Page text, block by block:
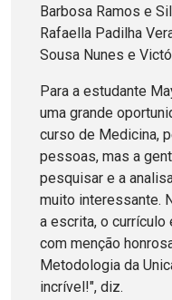
Barbosa Ramos e
Rafaella Padilha
Sousa Nunes e
Para a estudante
uma grande
curso de Medicina,
pessoas, mas a
pesquisar e a
muito interessante.
a escrita, o currículo
com menção
Metodologia da
incrível!", diz.